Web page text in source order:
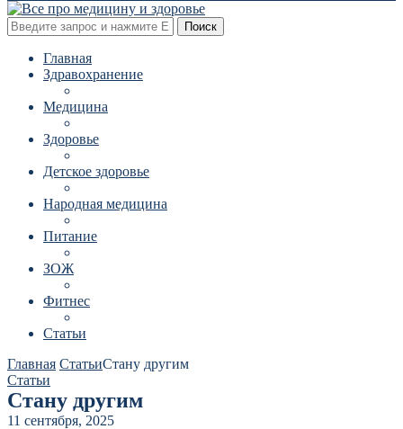
Поиск
Главная
Здравохранение
Медицина
Здоровье
Детское здоровье
Народная медицина
Питание
ЗОЖ
Фитнес
Статьи
Главная СтатьиСтану другим
Статьи
Стану другим
11 сентября, 2025